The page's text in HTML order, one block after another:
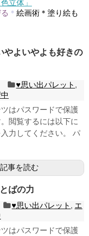
色立体」
＊ 絵画術＊塗り絵も
やよいやよも好きの
♥︎思い出パレット ,
はパスワードで保護
閲覧するには以下に
力してください。 パ
記事を読む
ばの力
♥︎思い出パレット , エ
はパスワードで保護